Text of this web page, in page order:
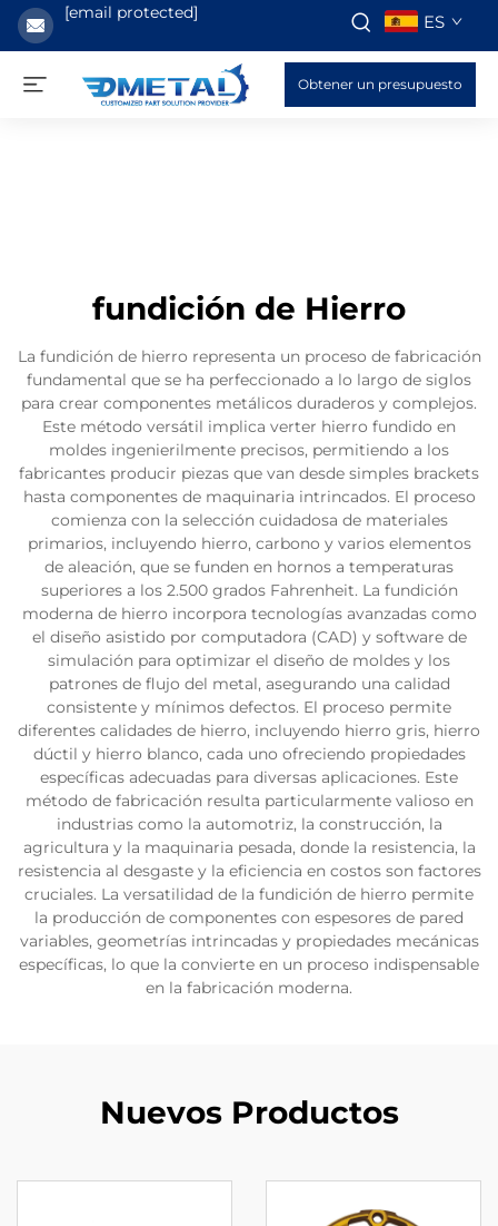
[email protected] ES
Obtener un presupuesto
fundición de Hierro
La fundición de hierro representa un proceso de fabricación
fundamental que se ha perfeccionado a lo largo de siglos
para crear componentes metálicos duraderos y complejos.
Este método versátil implica verter hierro fundido en
moldes ingenierilmente precisos, permitiendo a los
fabricantes producir piezas que van desde simples brackets
hasta componentes de maquinaria intrincados. El proceso
comienza con la selección cuidadosa de materiales
primarios, incluyendo hierro, carbono y varios elementos
de aleación, que se funden en hornos a temperaturas
superiores a los 2.500 grados Fahrenheit. La fundición
moderna de hierro incorpora tecnologías avanzadas como
el diseño asistido por computadora (CAD) y software de
simulación para optimizar el diseño de moldes y los
patrones de flujo del metal, asegurando una calidad
consistente y mínimos defectos. El proceso permite
diferentes calidades de hierro, incluyendo hierro gris, hierro
dúctil y hierro blanco, cada uno ofreciendo propiedades
específicas adecuadas para diversas aplicaciones. Este
método de fabricación resulta particularmente valioso en
industrias como la automotriz, la construcción, la
agricultura y la maquinaria pesada, donde la resistencia, la
resistencia al desgaste y la eficiencia en costos son factores
cruciales. La versatilidad de la fundición de hierro permite
la producción de componentes con espesores de pared
variables, geometrías intrincadas y propiedades mecánicas
específicas, lo que la convierte en un proceso indispensable
en la fabricación moderna.
Nuevos Productos